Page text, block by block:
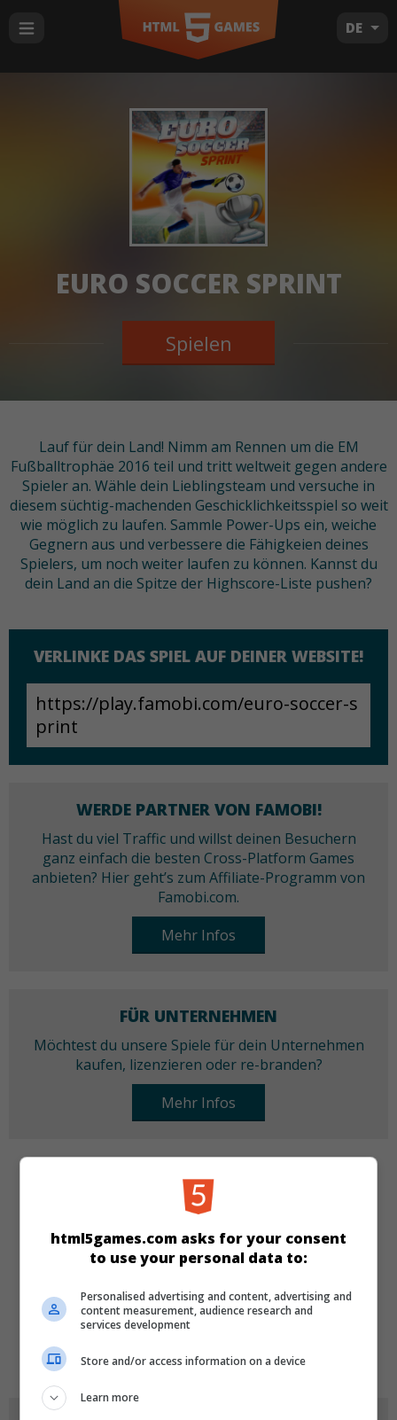
DE
EURO SOCCER SPRINT
Spielen
Lauf für dein Land! Nimm am Rennen um die EM
Fußballtrophäe 2016 teil und tritt weltweit gegen andere
Spieler an. Wähle dein Lieblingsteam und versuche in
diesem süchtig-machenden Geschicklichkeitsspiel so weit
wie möglich zu laufen. Sammle Power-Ups ein, weiche
Gegnern aus und verbessere die Fähigkeien deines
Spielers, um noch weiter laufen zu können. Kannst du
dein Land an die Spitze der Highscore-Liste pushen?
VERLINKE DAS SPIEL AUF DEINER WEBSITE!
WERDE PARTNER VON FAMOBI!
Hast du viel Traffic und willst deinen Besuchern
ganz einfach die besten Cross-Platform Games
anbieten? Hier geht’s zum Affiliate-Programm von
Famobi.com.
Mehr Infos
FÜR UNTERNEHMEN
Möchtest du unsere Spiele für dein Unternehmen
kaufen, lizenzieren oder re-branden?
Mehr Infos
KATEGORIEN
html5games.com asks for your consent
to use your personal data to:
Personalised advertising and content, advertising and
content measurement, audience research and
services development
Store and/or access information on a device
Learn more